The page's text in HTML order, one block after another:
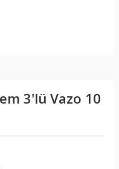
3'lü Vazo 10